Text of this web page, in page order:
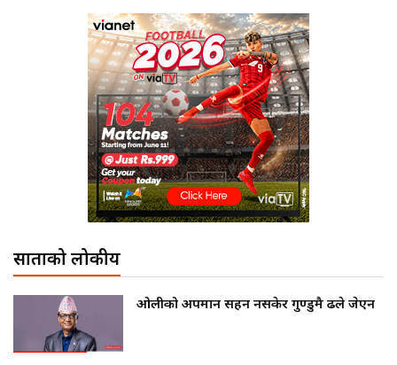
साताको लोकप्रीय
ओलीको अपमान सहन नसकेर गुण्डुमै ढले जेएन